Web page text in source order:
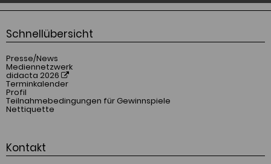
Schnellübersicht
Presse/News
Mediennetzwerk
didacta 2026
Terminkalender
Profil
Teilnahmebedingungen für Gewinnspiele
Nettiquette
Kontakt